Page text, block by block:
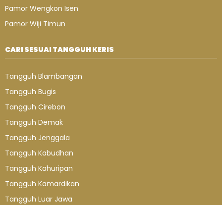
Pamor Wengkon Isen
Pamor Wiji Timun
CARI SESUAI TANGGUH KERIS
Tangguh Blambangan
Tangguh Bugis
Tangguh Cirebon
Tangguh Demak
Tangguh Jenggala
Tangguh Kabudhan
Tangguh Kahuripan
Tangguh Kamardikan
Tangguh Luar Jawa